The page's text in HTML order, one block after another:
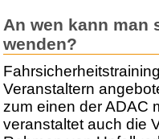
An wen kann man
wenden?
Veranstaltern
zum einen der ADAC
veranstaltet auch die